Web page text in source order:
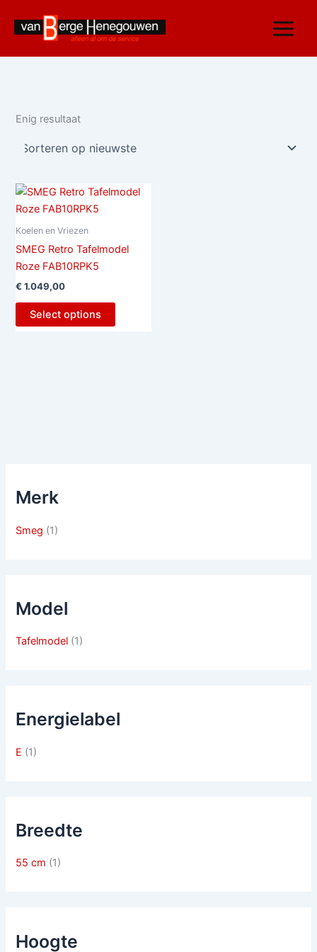
inhoud
Enig resultaat
Koelen en Vriezen
SMEG Retro Tafelmodel
Roze FAB10RPK5
€ 1.049,00
Select options
Merk
Smeg (1)
Model
Tafelmodel (1)
Energielabel
E (1)
Breedte
55 cm (1)
Hoogte